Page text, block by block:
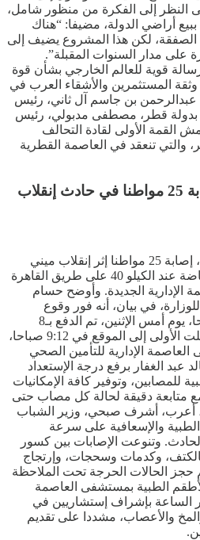
النظر إلى الفكرة من منظور شامل،
أراضي الدولة، مضيفا: “هناك
لكن هذا المشروع يضيف إلى
على مدار السنوات المقبلة”.
قوية للعالم الخارجي بشأن قوة
وثقة المستثمرين والأشقاء العرب في
عبدالرحمن بن جاسم آل ثاني، رئيس
بدولة قطر، مصطفى مدبولي، رئيس
القمة الأولى لقادة التحالف
والتي تنعقد في العاصمة القطرية
الصحة المصرية تعلن إصابة 25 مواطنا في حادث إنقلاب
أعلنت وزارة الصحة والسكان، إصابة 25 مواطنا إثر إنقلاب ميني
باص تابع لوزارة الشباب والرياضة عند الكيلو 40 على طريق القاهرة
الإدارية الجديدة. وأوضح حسام
في بيان، أنه فور وقوع
الحادث في الساعة 9:03 صباحا، يوم أمس الإثنين، تم الدفع بـ8
سيارات إسعاف مجهزة، ووصلت الأولى إلى الموقع في 9:12 صباحا،
الإدارية للتأمين الصحي
عبد الغفار برفع درجة الإستعداد
للمصابين، وتوفير كافة الإمكانيات
متابعة دقيقة لحالة كل مصاب حتى
أعرب، أشرف صبحي، وزير الشباب
والإسعافية على سرعة
الحادث. وتنوعت الإصابات بين كسور
وكدمات وسحجات، وإرتجاج
الحالات الحرجة تحت الملاحظة
الطبية بمستشفى العاصمة
الساعة بإشراف إستشاريين في
والأعصاب، مشددا على تقديم